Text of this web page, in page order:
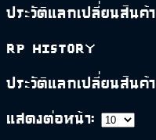
ประวัติแลกเปลี่ยนสินค้า
RP History
ประวัติแลกเปลี่ยนสินค้า
แสดงต่อหน้า: